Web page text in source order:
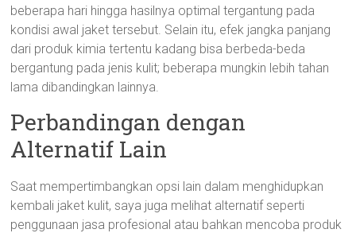
beberapa hari hingga hasilnya optimal tergantung pada
kondisi awal jaket tersebut. Selain itu, efek jangka panjang
dari produk kimia tertentu kadang bisa berbeda-beda
bergantung pada jenis kulit; beberapa mungkin lebih tahan
lama dibandingkan lainnya.
Perbandingan dengan
Alternatif Lain
Saat mempertimbangkan opsi lain dalam menghidupkan
kembali jaket kulit, saya juga melihat alternatif seperti
penggunaan jasa profesional atau bahkan mencoba produk